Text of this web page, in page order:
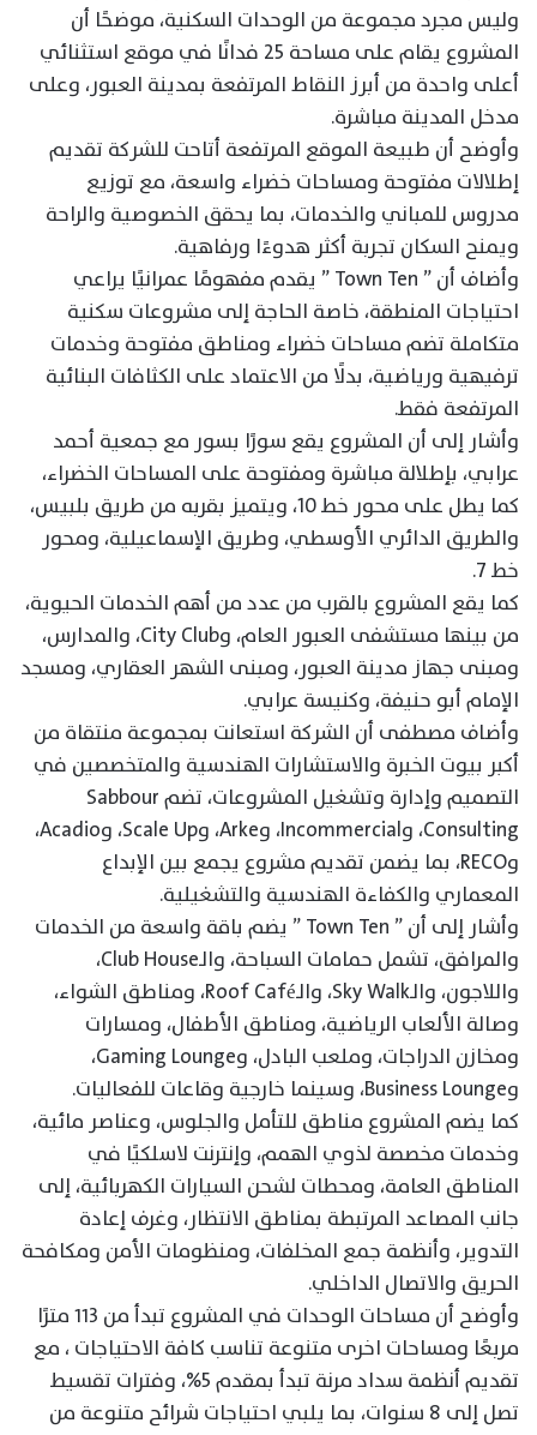
وليس مجرد مجموعة من الوحدات السكنية، موضحًا أن
المشروع يقام على مساحة 25 فدانًا في موقع استثنائي
أعلى واحدة من أبرز النقاط المرتفعة بمدينة العبور، وعلى
مدخل المدينة مباشرة.
وأوضح أن طبيعة الموقع المرتفعة أتاحت للشركة تقديم
إطلالات مفتوحة ومساحات خضراء واسعة، مع توزيع
مدروس للمباني والخدمات، بما يحقق الخصوصية والراحة
ويمنح السكان تجربة أكثر هدوءًا ورفاهية.
وأضاف أن ” Town Ten ” يقدم مفهومًا عمرانيًا يراعي
احتياجات المنطقة، خاصة الحاجة إلى مشروعات سكنية
متكاملة تضم مساحات خضراء ومناطق مفتوحة وخدمات
ترفيهية ورياضية، بدلًا من الاعتماد على الكثافات البنائية
المرتفعة فقط.
وأشار إلى أن المشروع يقع سورًا بسور مع جمعية أحمد
عرابي، بإطلالة مباشرة ومفتوحة على المساحات الخضراء،
كما يطل على محور خط 10، ويتميز بقربه من طريق بلبيس،
والطريق الدائري الأوسطي، وطريق الإسماعيلية، ومحور
خط 7.
كما يقع المشروع بالقرب من عدد من أهم الخدمات الحيوية،
من بينها مستشفى العبور العام، وCity Club، والمدارس،
ومبنى جهاز مدينة العبور، ومبنى الشهر العقاري، ومسجد
الإمام أبو حنيفة، وكنيسة عرابي.
وأضاف مصطفى أن الشركة استعانت بمجموعة منتقاة من
أكبر بيوت الخبرة والاستشارات الهندسية والمتخصصين في
التصميم وإدارة وتشغيل المشروعات، تضم Sabbour
Consulting، وIncommercial، وArke، وScale Up، وAcadio،
وRECO، بما يضمن تقديم مشروع يجمع بين الإبداع
المعماري والكفاءة الهندسية والتشغيلية.
وأشار إلى أن ” Town Ten ” يضم باقة واسعة من الخدمات
والمرافق، تشمل حمامات السباحة، والـClub House،
واللاجون، والـSky Walk، والـRoof Café، ومناطق الشواء،
وصالة الألعاب الرياضية، ومناطق الأطفال، ومسارات
ومخازن الدراجات، وملعب البادل، وGaming Lounge،
وBusiness Lounge، وسينما خارجية وقاعات للفعاليات.
كما يضم المشروع مناطق للتأمل والجلوس، وعناصر مائية،
وخدمات مخصصة لذوي الهمم، وإنترنت لاسلكيًا في
المناطق العامة، ومحطات لشحن السيارات الكهربائية، إلى
جانب المصاعد المرتبطة بمناطق الانتظار، وغرف إعادة
التدوير، وأنظمة جمع المخلفات، ومنظومات الأمن ومكافحة
الحريق والاتصال الداخلي.
وأوضح أن مساحات الوحدات في المشروع تبدأ من ١١٣ مترًا
مربعًا ومساحات اخرى متنوعة تناسب كافة الاحتياجات ، مع
تقديم أنظمة سداد مرنة تبدأ بمقدم 5%، وفترات تقسيط
تصل إلى 8 سنوات، بما يلبي احتياجات شرائح متنوعة من